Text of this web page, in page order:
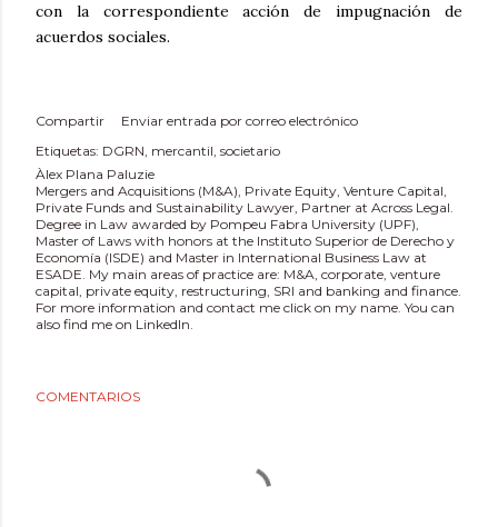
con la correspondiente acción de impugnación de
acuerdos sociales.
Compartir
Enviar entrada por correo electrónico
Etiquetas: DGRN mercantil societario
Àlex Plana Paluzie
Mergers and Acquisitions (M&A), Private Equity, Venture Capital,
Private Funds and Sustainability Lawyer, Partner at Across Legal.
Degree in Law awarded by Pompeu Fabra University (UPF),
Master of Laws with honors at the Instituto Superior de Derecho y
Economía (ISDE) and Master in International Business Law at
ESADE. My main areas of practice are: M&A, corporate, venture
capital, private equity, restructuring, SRI and banking and finance.
For more information and contact me click on my name. You can
also find me on LinkedIn.
COMENTARIOS